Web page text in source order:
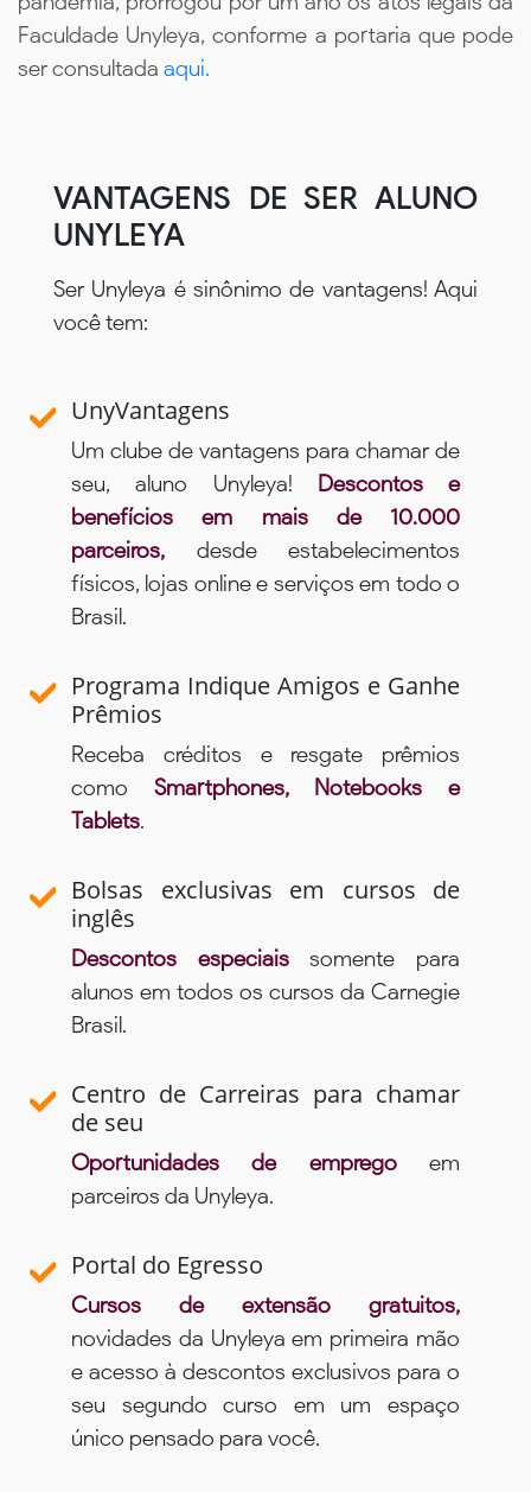
Faculdade Unyleya, conforme a portaria que pode
ser consultada aqui.
VANTAGENS DE SER ALUNO
UNYLEYA
Ser Unyleya é sinônimo de vantagens! Aqui
você tem:
UnyVantagens
Um clube de vantagens para chamar de
seu, aluno Unyleya! Descontos e
benefícios em mais de 10.000
parceiros, desde estabelecimentos
físicos, lojas online e serviços em todo o
Brasil.
Programa Indique Amigos e Ganhe
Prêmios
Receba créditos e resgate prêmios
como Smartphones, Notebooks e
Tablets.
Bolsas exclusivas em cursos de
inglês
Descontos especiaissomente para
alunos em todos os cursos da Carnegie
Brasil.
Centro de Carreiras para chamar
de seu
Oportunidades de empregoem
parceiros da Unyleya.
Portal do Egresso
Cursos de extensão gratuitos,
novidades da Unyleya em primeira mão
e acesso à descontos exclusivos para o
seu segundo curso em um espaço
único pensado para você.